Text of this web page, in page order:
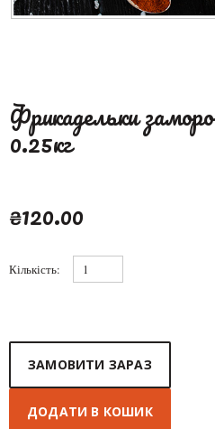
Фрикадельки
0.25кг
₴120.00
Кількість:
ЗАМОВИТИ ЗАРАЗ
ДОДАТИ В КОШИК